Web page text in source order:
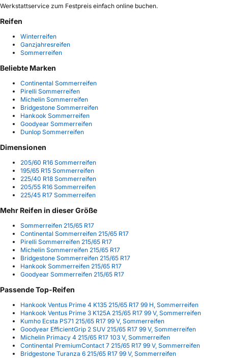
Werkstattservice zum Festpreis einfach online buchen.
Reifen
Winterreifen
Ganzjahresreifen
Sommerreifen
Beliebte Marken
Continental Sommerreifen
Pirelli Sommerreifen
Michelin Sommerreifen
Bridgestone Sommerreifen
Hankook Sommerreifen
Goodyear Sommerreifen
Dunlop Sommerreifen
Dimensionen
205/60 R16 Sommerreifen
195/65 R15 Sommerreifen
225/40 R18 Sommerreifen
205/55 R16 Sommerreifen
225/45 R17 Sommerreifen
Mehr Reifen in dieser Größe
Sommerreifen 215/65 R17
Continental Sommerreifen 215/65 R17
Pirelli Sommerreifen 215/65 R17
Michelin Sommerreifen 215/65 R17
Bridgestone Sommerreifen 215/65 R17
Hankook Sommerreifen 215/65 R17
Goodyear Sommerreifen 215/65 R17
Passende Top-Reifen
Hankook Ventus Prime 4 K135 215/65 R17 99 H, Sommerreifen
Hankook Ventus Prime 3 K125A 215/65 R17 99 V, Sommerreifen
Kumho Ecsta PS71 215/65 R17 99 V, Sommerreifen
Goodyear EfficientGrip 2 SUV 215/65 R17 99 V, Sommerreifen
Michelin Primacy 4 215/65 R17 103 V, Sommerreifen
Continental PremiumContact 7 215/65 R17 99 V, Sommerreifen
Bridgestone Turanza 6 215/65 R17 99 V, Sommerreifen